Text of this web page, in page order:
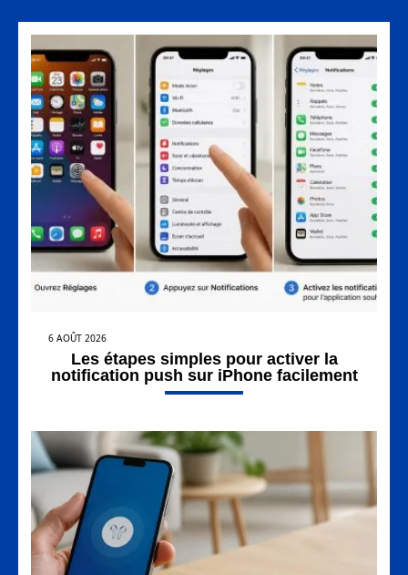
6 AOÛT 2026
Les étapes simples pour activer la
notification push sur iPhone facilement